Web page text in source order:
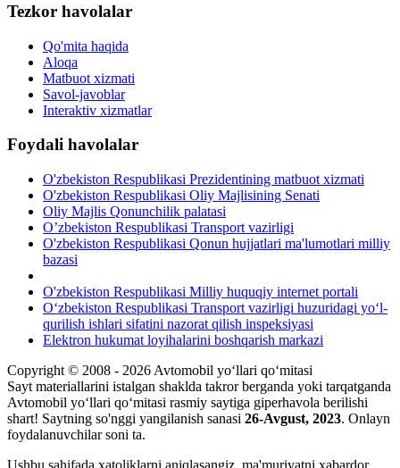
Tezkor havolalar
Qo'mita haqida
Aloqa
Matbuot xizmati
Savol-javoblar
Interaktiv xizmatlar
Foydali havolalar
O'zbekiston Respublikasi Prezidentining matbuot xizmati
O'zbekiston Respublikasi Oliy Majlisining Senati
Oliy Majlis Qonunchilik palatasi
O’zbekiston Respublikasi Transport vazirligi
O'zbekiston Respublikasi Qonun hujjatlari ma'lumotlari milliy
bazasi
O'zbekiston Respublikasi Milliy huquqiy internet portali
O‘zbekiston Respublikasi Transport vazirligi huzuridagi yo‘l-
qurilish ishlari sifatini nazorat qilish inspeksiyasi
Elektron hukumat loyihalarini boshqarish markazi
Copyright © 2008 - 2026 Avtomobil yo‘llari qo‘mitasi
Sayt materiallarini istalgan shaklda takror berganda yoki tarqatganda
Avtomobil yo‘llari qo‘mitasi rasmiy saytiga giperhavola berilishi
shart! Saytning so'nggi yangilanish sanasi 26-Avgust, 2023. Onlayn
foydalanuvchilar soni ta.